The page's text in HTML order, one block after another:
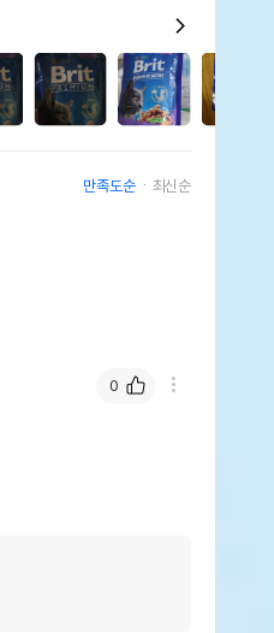
만족도순 최신순
0